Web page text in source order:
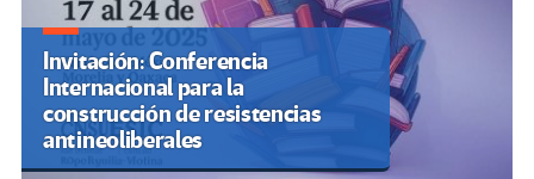
Invitación: Conferencia
Internacional para la
construcción de resistencias
antineoliberales